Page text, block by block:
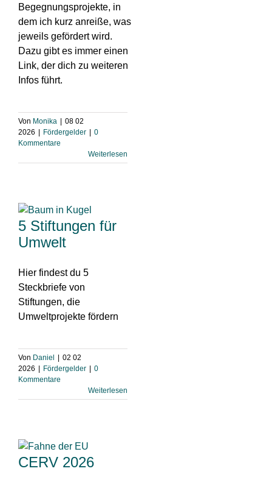
Begegnungsprojekte, in
dem ich kurz anreiße, was
jeweils gefördert wird.
Dazu gibt es immer einen
Link, der dich zu weiteren
Infos führt.
Von Monika
08 02
2026
Fördergelder
0
Kommentare
Weiterlesen
5 Stiftungen für
Umwelt
Hier findest du 5
Steckbriefe von
Stiftungen, die
Umweltprojekte fördern
Von Daniel
02 02
2026
Fördergelder
0
Kommentare
Weiterlesen
CERV 2026